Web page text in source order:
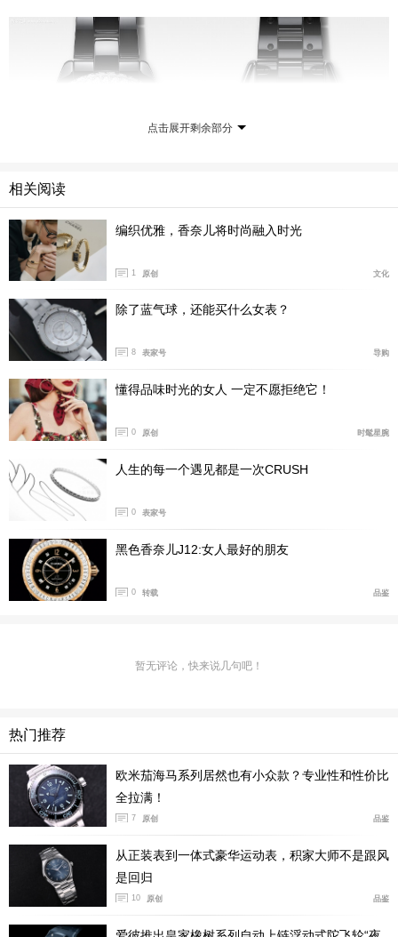
2024 年，香奈儿腕表创意工作室为 J12 CALIBER 12.2
腕表推出三个变奏演绎款式，腕表表盘和表圈以钻石点
缀。第一款腕表于漆面表盘上呈现 12 颗明亮式切割钻
明亮式切割钻石。第三款腕表于漆面表盘上呈现 12 颗明
#J12 #香奈儿腕表
点击展开剩余部分
相关阅读
编织优雅，香奈儿将时尚融入时光
1 原创 文化
除了蓝气球，还能买什么女表？
8 表家号 导购
懂得品味时光的女人 一定不愿拒绝它！
0 原创 时髦星腕
人生的每一个遇见都是一次CRUSH
0 表家号
黑色香奈儿J12:女人最好的朋友
0 转载 品鉴
暂无评论，快来说几句吧！
热门推荐
欧米茄海马系列居然也有小众款？专业性和性价比
全拉满！
7 原创 品鉴
从正装表到一体式豪华运动表，积家大师不是跟风
是回归
10 原创 品鉴